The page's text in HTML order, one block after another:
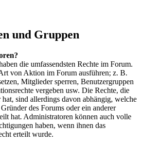
und Gruppen
die umfassendsten Rechte im Forum.
von Aktion im Forum ausführen; z. B.
Mitglieder sperren, Benutzergruppen
vergeben usw. Die Rechte, die
sind allerdings davon abhängig, welche
des Forums oder ein anderer
hat. Administratoren können auch volle
haben, wenn ihnen das
erteilt wurde.